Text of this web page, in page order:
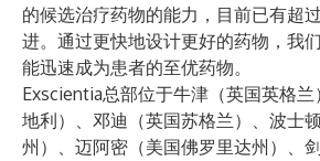
的候选治疗药物的能力，目前已有超
进。通过更快地设计更好的药物，我
能迅速成为患者的至优药物。
Exscientia总部位于牛津（英国英格
地利）、邓迪（英国苏格兰）、波士
州）、迈阿密（美国佛罗里达州）、